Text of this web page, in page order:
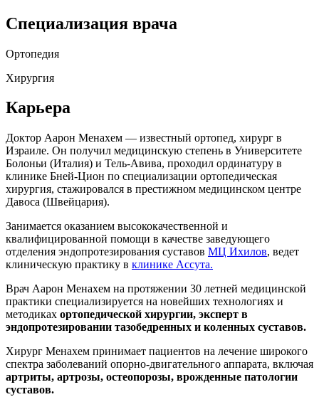
Специализация врача
Ортопедия
Хирургия
Карьера
Доктор Аарон Менахем — известный ортопед, хирург в
Израиле. Он получил медицинскую степень в Университете
Болоньи (Италия) и Тель-Авива, проходил ординатуру в
клинике Бней-Цион по специализации ортопедическая
хирургия, стажировался в престижном медицинском центре
Давоса (Швейцария).
Занимается оказанием высококачественной и
квалифицированной помощи в качестве заведующего
отделения эндопротезирования суставов МЦ Ихилов, ведет
клиническую практику в клинике Ассута.
Врач Аарон Менахем на протяжении 30 летней медицинской
практики специализируется на новейших технологиях и
методиках ортопедической хирургии, эксперт в
эндопротезировании тазобедренных и коленных суставов.
Хирург Менахем принимает пациентов на лечение широкого
спектра заболеваний опорно-двигательного аппарата, включая
артриты, артрозы, остеопорозы, врожденные патологии
суставов.